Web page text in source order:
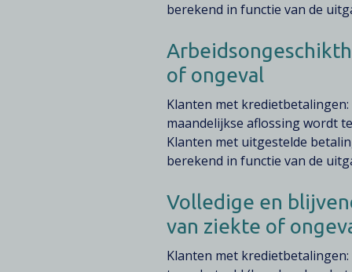
berekend in functie van de
of ongeval
Klanten met
maandelijkse aflossing wordt
Klanten met uitgestelde
berekend in functie van de
Volledige en
van ziekte of
Klanten met